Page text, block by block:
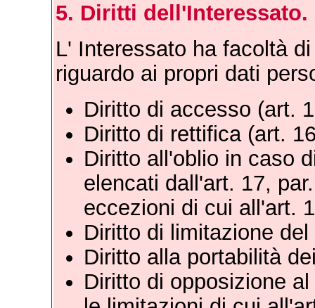
5. Diritti dell'Interessato.
L' Interessato ha facoltà
riguardo ai propri dati
Diritto di accesso (art.
Diritto di rettifica (art.
Diritto all'oblio in caso
elencati dall'art. 17,
eccezioni di cui all'art.
Diritto di limitazione
Diritto alla portabilità
Diritto di opposizione